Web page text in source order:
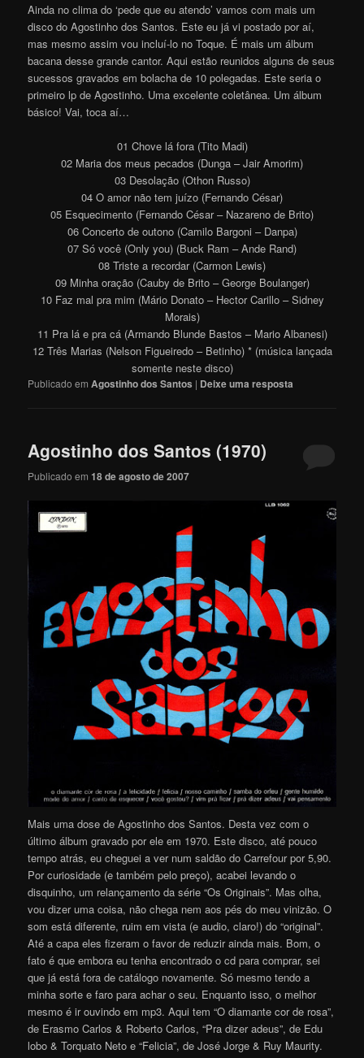
Ainda no clima do ‘pede que eu atendo’ vamos com mais um
disco do Agostinho dos Santos. Este eu já vi postado por aí,
mas mesmo assim vou incluí-lo no Toque. É mais um álbum
bacana desse grande cantor. Aqui estão reunidos alguns de seus
sucessos gravados em bolacha de 10 polegadas. Este seria o
primeiro lp de Agostinho. Uma excelente coletânea. Um álbum
básico! Vai, toca aí…
01 Chove lá fora (Tito Madi)
02 Maria dos meus pecados (Dunga – Jair Amorim)
03 Desolação (Othon Russo)
04 O amor não tem juízo (Fernando César)
05 Esquecimento (Fernando César – Nazareno de Brito)
06 Concerto de outono (Camilo Bargoni – Danpa)
07 Só você (Only you) (Buck Ram – Ande Rand)
08 Triste a recordar (Carmon Lewis)
09 Minha oração (Cauby de Brito – George Boulanger)
10 Faz mal pra mim (Mário Donato – Hector Carillo – Sidney
Morais)
11 Pra lá e pra cá (Armando Blunde Bastos – Mario Albanesi)
12 Três Marias (Nelson Figueiredo – Betinho) * (música lançada
somente neste disco)
Publicado em Agostinho dos Santos | Deixe uma resposta
Agostinho dos Santos (1970)
Publicado em18 de agosto de 2007
Mais uma dose de Agostinho dos Santos. Desta vez com o
último álbum gravado por ele em 1970. Este disco, até pouco
tempo atrás, eu cheguei a ver num saldão do Carrefour por 5,90.
Por curiosidade (e também pelo preço), acabei levando o
disquinho, um relançamento da série “Os Originais”. Mas olha,
vou dizer uma coisa, não chega nem aos pés do meu vinizão. O
som está diferente, ruim em vista (e audio, claro!) do “original”.
Até a capa eles fizeram o favor de reduzir ainda mais. Bom, o
fato é que embora eu tenha encontrado o cd para comprar, sei
que já está fora de catálogo novamente. Só mesmo tendo a
minha sorte e faro para achar o seu. Enquanto isso, o melhor
mesmo é ir ouvindo em mp3. Aqui tem “O diamante cor de rosa”,
de Erasmo Carlos & Roberto Carlos, “Pra dizer adeus”, de Edu
lobo & Torquato Neto e “Felicia”, de José Jorge & Ruy Maurity.